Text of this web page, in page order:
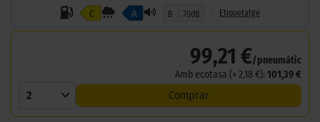
C A B 70dB Etiquetatge
99,21 €/pneumàtic
Amb ecotasa (+ 2,18 €): 101,39 €
2 Comprar